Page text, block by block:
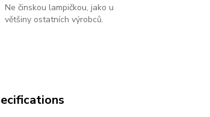
Ne činskou lampičkou, jako u
většiny ostatních výrobců.